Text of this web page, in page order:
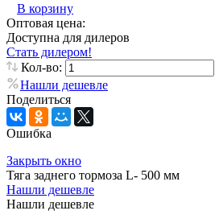
В корзину
Оптовая цена:
Доступна для дилеров
Стать дилером!
Кол-во:
Нашли дешевле
Поделиться
Ошибка
Закрыть окно
Тяга заднего тормоза L- 500 мм
Нашли дешевле
Нашли дешевле